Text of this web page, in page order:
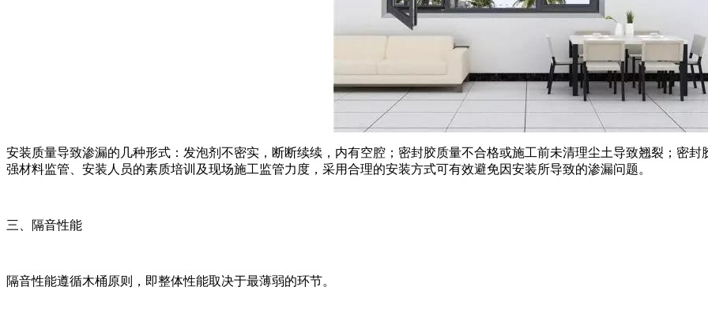
安装质量导致渗漏的几种形式：发泡剂不密实，断断续续，内有空腔；密封胶质量不合格或施工前未清理尘土导致翘裂；密封
强材料监管、安装人员的素质培训及现场施工监管力度，采用合理的安装方式可有效避免因安装所导致的渗漏问题。
三、隔音性能
隔音性能遵循木桶原则，即整体性能取决于最薄弱的环节。